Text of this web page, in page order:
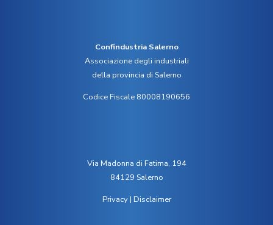
Confindustria Salerno
Associazione degli industriali
della provincia di Salerno
Codice Fiscale 80008190656
Via Madonna di Fatima, 194
84129 Salerno
Privacy| Disclaimer